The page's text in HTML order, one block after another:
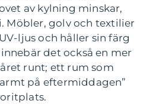
av kylning minskar,
Möbler, golv och textilier
ljus och håller sin färg
det också en mer
runt; ett rum som
på eftermiddagen”